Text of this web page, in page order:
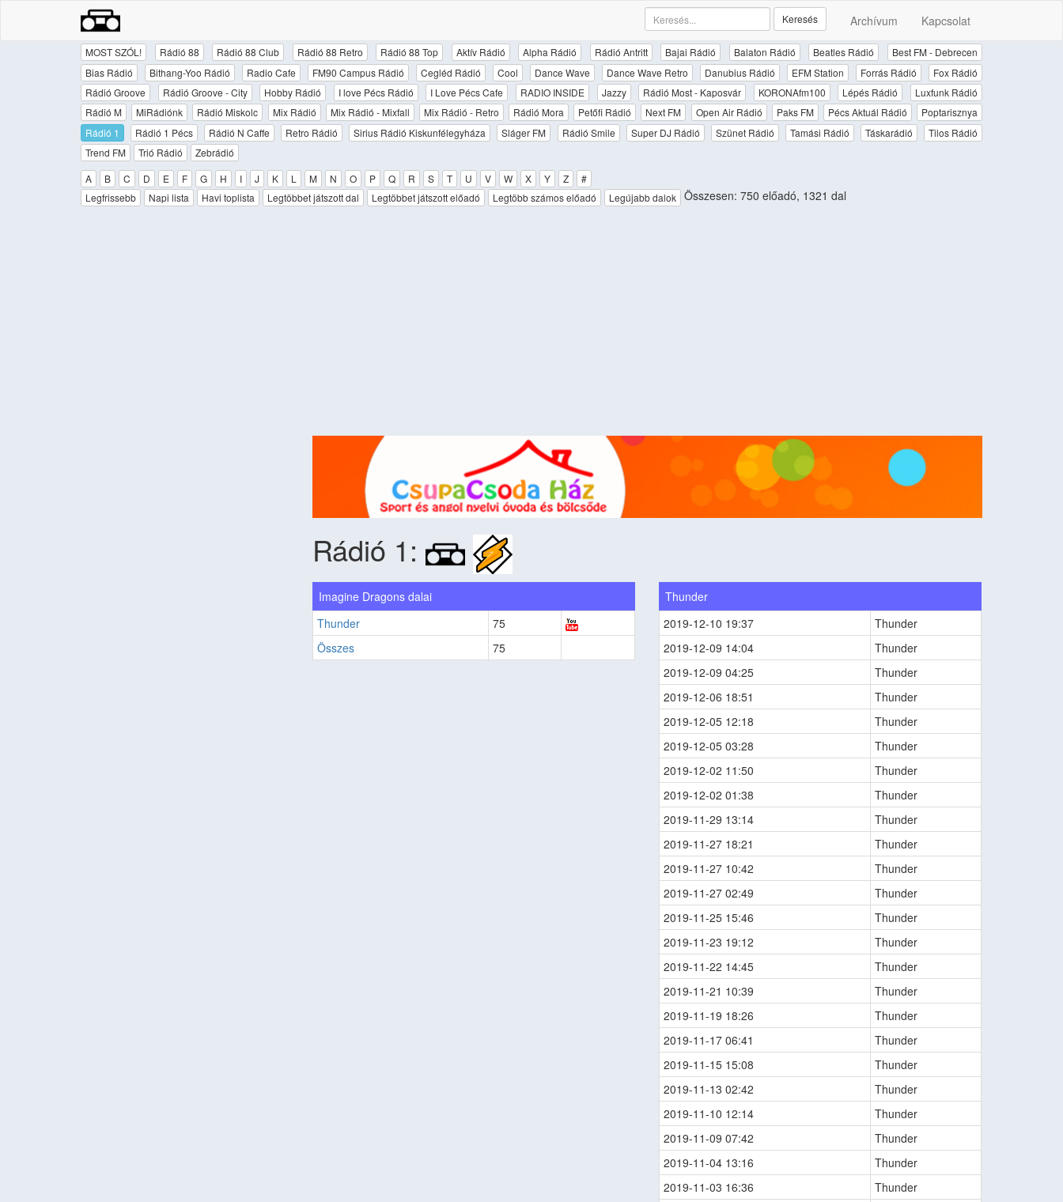
Archívum Kapcsolat
Keresés
MOST SZÓL! Rádió 88 Rádió 88 Club Rádió 88 Retro Rádió 88 Top Aktív Rádió Alpha Rádió Rádió Antritt Bajai Rádió Balaton Rádió Beatles Rádió
Best FM - Debrecen
Bias Rádió
Bithang-Yoo Rádió Radio Cafe FM90 Campus Rádió Cegléd Rádió Cool Dance Wave Dance Wave Retro Danubius Rádió EFM Station Forrás Rádió
Fox Rádió
Rádió Groove
Rádió Groove - City Hobby Rádió I love Pécs Rádió I Love Pécs Cafe RADIO INSIDE Jazzy Rádió Most - Kaposvár KORONAfm100 Lépés Rádió
Luxfunk Rádió
Rádió M
MiRádiónk Rádió Miskolc Mix Rádió Mix Rádió - Mixfall Mix Rádió - Retro Rádió Mora Petőfi Rádió Next FM Open Air Rádió Paks FM Pécs Aktuál Rádió
Poptarisznya
Rádió 1
Rádió 1 Pécs Rádió N Caffe Retro Rádió Sirius Rádió Kiskunfélegyháza Sláger FM Rádió Smile Super DJ Rádió Szünet Rádió Tamási Rádió Táskarádió
Tilos Rádió
Trend FM
Trió Rádió
Zebrádió
A
B C D E F G H I J K L M N O P Q R S T U V W X Y Z
#
Legfrissebb
Napi lista Havi toplista Legtöbbet játszott dal Legtöbbet játszott előadó Legtöbb számos előadó Legújabb dalok Összesen: 750 előadó, 1321 dal
Rádió 1:
Imagine Dragons dalai
Thunder
75
Összes
75
Thunder
2019-12-10 19:37
Thunder
2019-12-09 14:04
Thunder
2019-12-09 04:25
Thunder
2019-12-06 18:51
Thunder
2019-12-05 12:18
Thunder
2019-12-05 03:28
Thunder
2019-12-02 11:50
Thunder
2019-12-02 01:38
Thunder
2019-11-29 13:14
Thunder
2019-11-27 18:21
Thunder
2019-11-27 10:42
Thunder
2019-11-27 02:49
Thunder
2019-11-25 15:46
Thunder
2019-11-23 19:12
Thunder
2019-11-22 14:45
Thunder
2019-11-21 10:39
Thunder
2019-11-19 18:26
Thunder
2019-11-17 06:41
Thunder
2019-11-15 15:08
Thunder
2019-11-13 02:42
Thunder
2019-11-10 12:14
Thunder
2019-11-09 07:42
Thunder
2019-11-04 13:16
Thunder
2019-11-03 16:36
Thunder